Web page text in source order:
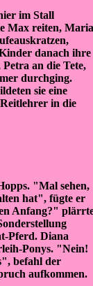
im Stall
Max reiten, Maria
danach ihre
an die Tete,
durchging.
sie eine
in die
"Mal sehen,
hat", fügte er
Anfang?"
Pferd. Diana
Ponys. "Nein!
befahl der
aufkommen.